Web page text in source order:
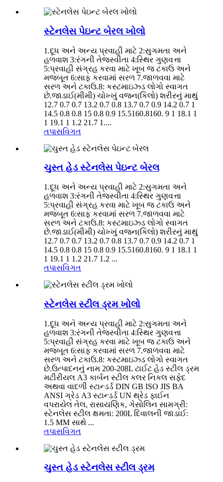
સ્ટેનલેસ પેઇન્ટ બેરલ ખોલો
1.દૂધ અને અન્ય પ્રવાહી માટે 2:સુગમતા અને
હળવાશ 3:રંગની તેજસ્વીતા 4:સ્થિર ગુણવત્તા
5:પ્રવાહી સંગ્રહ કરવા માટે ખૂબ જ ટકાઉ અને
મજબૂત 6:સાફ કરવામાં સરળ 7.જાળવવા માટે
સરળ અને ટકાઉ.8: કસ્ટમાઇઝ્ડ લોગો સ્વાગત
છે.જાડાઈ(મીમી) ચોખ્ખું વજન(કિલો) શરીરનું માથું
12.7 0.7 0.7 13.2 0.7 0.8 13.7 0.7 0.9 14.2 0.7 1
14.5 0.8 0.8 15 0.8 0.9 15.5160.8160. 9 1 18.1 1
1 19.1 1 1.2 21.7 1....
તપાસવિગત
ચુસ્ત હેડ સ્ટેનલેસ પેઇન્ટ બેરલ
1.દૂધ અને અન્ય પ્રવાહી માટે 2:સુગમતા અને
હળવાશ 3:રંગની તેજસ્વીતા 4:સ્થિર ગુણવત્તા
5:પ્રવાહી સંગ્રહ કરવા માટે ખૂબ જ ટકાઉ અને
મજબૂત 6:સાફ કરવામાં સરળ 7.જાળવવા માટે
સરળ અને ટકાઉ.8: કસ્ટમાઇઝ્ડ લોગો સ્વાગત
છે.જાડાઈ(મીમી) ચોખ્ખું વજન(કિલો) શરીરનું માથું
12.7 0.7 0.7 13.2 0.7 0.8 13.7 0.7 0.9 14.2 0.7 1
14.5 0.8 0.8 15 0.8 0.9 15.5160.8160. 9 1 18.1 1
1 19.1 1 1.2 21.7 1.2 ...
તપાસવિગત
સ્ટેનલેસ સ્ટીલ ડ્રમ ખોલો
1.દૂધ અને અન્ય પ્રવાહી માટે 2:સુગમતા અને
હળવાશ 3:રંગની તેજસ્વીતા 4:સ્થિર ગુણવત્તા
5:પ્રવાહી સંગ્રહ કરવા માટે ખૂબ જ ટકાઉ અને
મજબૂત 6:સાફ કરવામાં સરળ 7.જાળવવા માટે
સરળ અને ટકાઉ.8: કસ્ટમાઇઝ્ડ લોગો સ્વાગત
છે.ઉત્પાદનનું નામ 200-208L ટાઈટ હેડ સ્ટીલ ડ્રમ
મટીરીયલ A3 કાર્બન સ્ટીલ કલર નિકલ સફેદ
અથવા વાદળી સ્ટાન્ડર્ડ DIN GB ISO JIS BA
ANSI ગ્રેડ A3 સ્ટાન્ડર્ડ UN થ્રેડ ફાઈન
વપરાયેલ તેલ, રાસાયણિક, ગેસોલિન સામગ્રી:
સ્ટેનલેસ સ્ટીલ ક્ષમતા: 200L દિવાલની જાડાઈ:
1.5 MM સાથે ...
તપાસવિગત
ચુસ્ત હેડ સ્ટેનલેસ સ્ટીલ ડ્રમ